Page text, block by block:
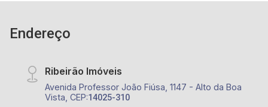
Endereço
Ribeirão Imóveis
Avenida Professor João Fiúsa, 1147 - Alto da Boa
Vista, CEP:14025-310